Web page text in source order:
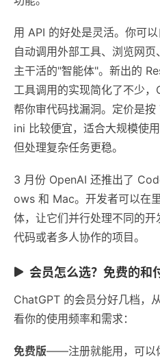
用 API 的好处是灵活。你可
自动调用外部工具、浏览网
主干活的"智能体"。新出的
工具调用的实现简化了不少
帮你审代码找漏洞。定价是
ini 比较便宜，适合大规模使
但处理复杂任务更稳。
3 月份 OpenAI 还推出了
ows 和 Mac。开发者可以在
体，让它们并行处理不同的
代码或者多人协作的项目。
会员怎么选？免费的和
ChatGPT 的会员分好几档，
看你的使用频率和需求：
免费版——注册就能用，可以